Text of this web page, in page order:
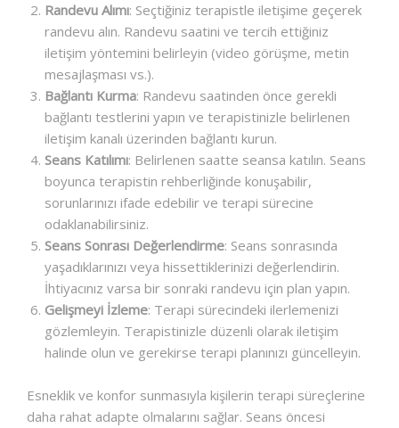
Randevu Alımı: Seçtiğiniz terapistle iletişime geçerek
randevu alın. Randevu saatini ve tercih ettiğiniz
iletişim yöntemini belirleyin (video görüşme, metin
mesajlaşması vs.).
Bağlantı Kurma: Randevu saatinden önce gerekli
bağlantı testlerini yapın ve terapistinizle belirlenen
iletişim kanalı üzerinden bağlantı kurun.
Seans Katılımı: Belirlenen saatte seansa katılın. Seans
boyunca terapistin rehberliğinde konuşabilir,
sorunlarınızı ifade edebilir ve terapi sürecine
odaklanabilirsiniz.
Seans Sonrası Değerlendirme: Seans sonrasında
yaşadıklarınızı veya hissettiklerinizi değerlendirin.
İhtiyacınız varsa bir sonraki randevu için plan yapın.
Gelişmeyi İzleme: Terapi sürecindeki ilerlemenizi
gözlemleyin. Terapistinizle düzenli olarak iletişim
halinde olun ve gerekirse terapi planınızı güncelleyin.
Esneklik ve konfor sunmasıyla kişilerin terapi süreçlerine
daha rahat adapte olmalarını sağlar. Seans öncesi